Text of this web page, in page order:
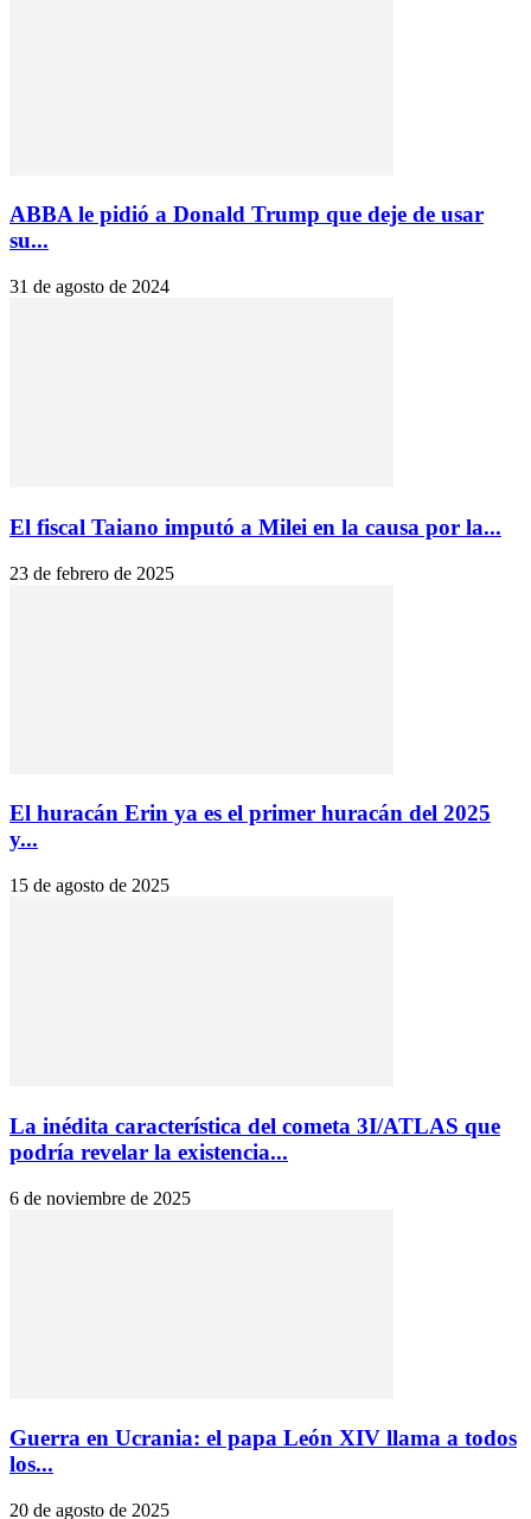
ABBA le pidió a Donald Trump que deje de usar
su...
31 de agosto de 2024
El fiscal Taiano imputó a Milei en la causa por la...
23 de febrero de 2025
El huracán Erin ya es el primer huracán del 2025
y...
15 de agosto de 2025
La inédita característica del cometa 3I/ATLAS que
podría revelar la existencia...
6 de noviembre de 2025
Guerra en Ucrania: el papa León XIV llama a todos
los...
20 de agosto de 2025